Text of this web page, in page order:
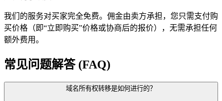
我们的服务对买家完全免费。佣金由卖方承担，您只需支付购
买价格（即“立即购买”价格或协商后的报价），无需承担任何
额外费用。
常见问题解答 (FAQ)
域名所有权转移是如何进行的？